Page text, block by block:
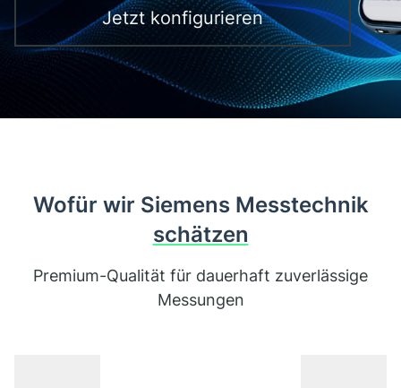
Jetzt konfigurieren
Wofür wir Siemens Messtechnik
schätzen
Premium-Qualität für dauerhaft zuverlässige
Messungen